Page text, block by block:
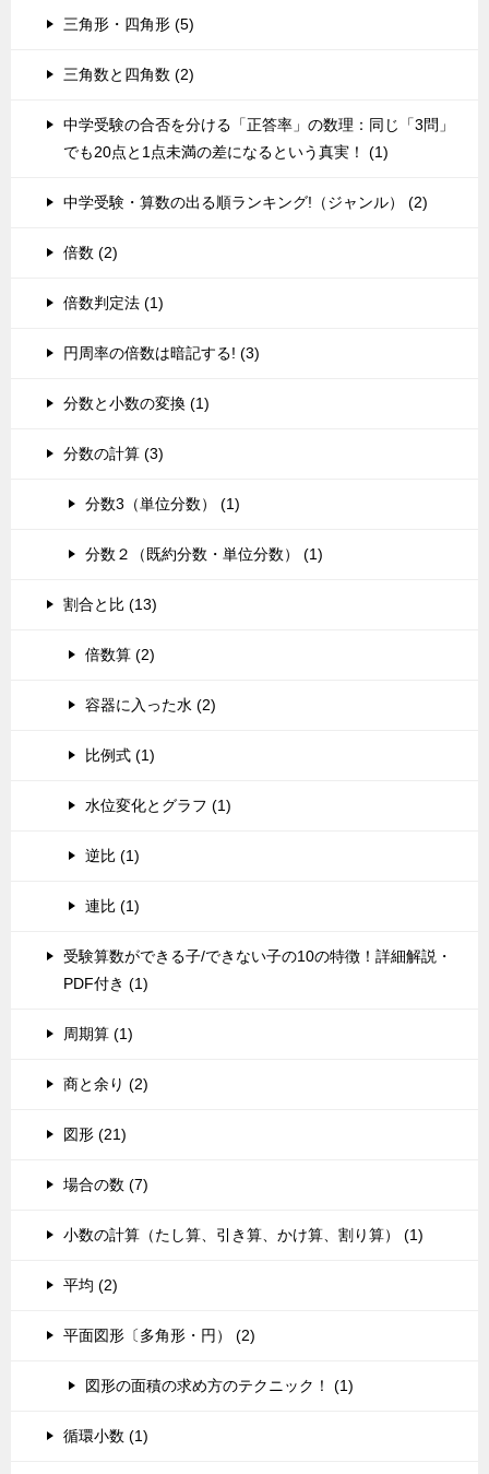
三角形・四角形 (5)
三角数と四角数 (2)
中学受験の合否を分ける「正答率」の数理：同じ「3問」
でも20点と1点未満の差になるという真実！ (1)
中学受験・算数の出る順ランキング!（ジャンル） (2)
倍数 (2)
倍数判定法 (1)
円周率の倍数は暗記する! (3)
分数と小数の変換 (1)
分数の計算 (3)
分数3（単位分数） (1)
分数２（既約分数・単位分数） (1)
割合と比 (13)
倍数算 (2)
容器に入った水 (2)
比例式 (1)
水位変化とグラフ (1)
逆比 (1)
連比 (1)
受験算数ができる子/できない子の10の特徴！詳細解説・
PDF付き (1)
周期算 (1)
商と余り (2)
図形 (21)
場合の数 (7)
小数の計算（たし算、引き算、かけ算、割り算） (1)
平均 (2)
平面図形〔多角形・円） (2)
図形の面積の求め方のテクニック！ (1)
循環小数 (1)